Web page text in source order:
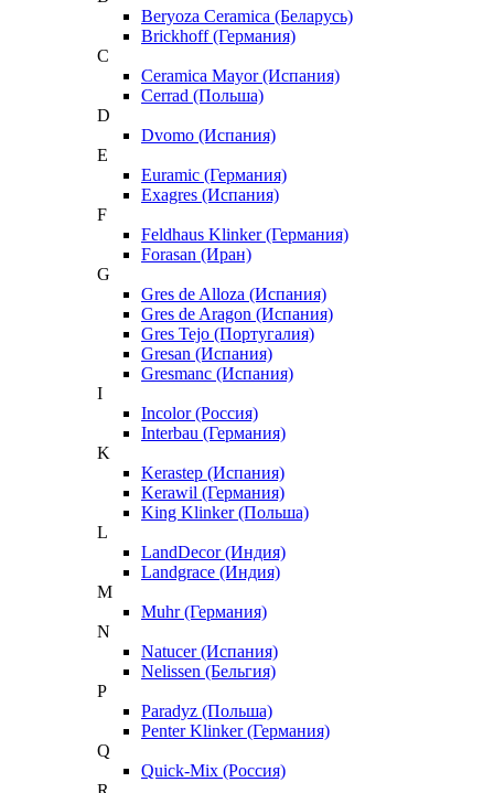
Beryoza Ceramica (Беларусь)
Brickhoff (Германия)
C
Ceramica Mayor (Испания)
Cerrad (Польша)
D
Dvomo (Испания)
E
Euramic (Германия)
Exagres (Испания)
F
Feldhaus Klinker (Германия)
Forasan (Иран)
G
Gres de Alloza (Испания)
Gres de Aragon (Испания)
Gres Tejo (Португалия)
Gresan (Испания)
Gresmanc (Испания)
I
Incolor (Россия)
Interbau (Германия)
K
Kerastep (Испания)
Kerawil (Германия)
King Klinker (Польша)
L
LandDecor (Индия)
Landgrace (Индия)
M
Muhr (Германия)
N
Natucer (Испания)
Nelissen (Бельгия)
P
Paradyz (Польша)
Penter Klinker (Германия)
Q
Quick-Mix (Россия)